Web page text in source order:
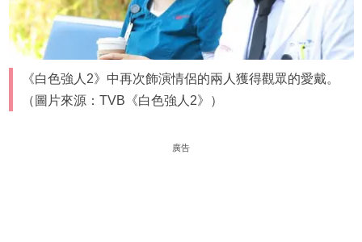
《白色強人2》中再次飾演情侶的兩人獲得觀眾的愛戴。
（圖片來源：TVB《白色強人2》）
廣告